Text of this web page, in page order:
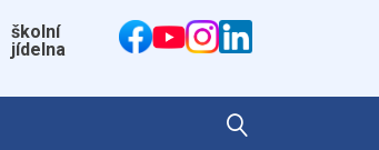
školní
jídelna